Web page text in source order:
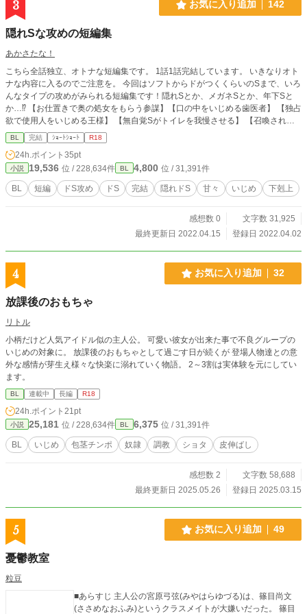
3 お気に入り追加 142
隠れSな攻めの短編集
あかさたな！
こちら全話独立、オトナな短編集です。 1話1話完結しています。 いきなりオト
ナな内容に入るのでご注意を。 今回はソフトからドがつくくらいのSまで、いろ
んなタイプの攻めがみられる短編集です！隠れSとか、メガネSとか、年下Sと
か…⁉︎ 【お仕置きで奥の処女をもらう参謀】【口の中をいじめる歯医者】 【独占
欲で使用人をいじめる王様】 【無自覚Sがトイレを我慢させる】 【召喚された
勇者は魔術師の性癖（ケモ耳）に巻き込まれる】 【勝手にイくことを許さない
許嫁】 【胸の敏感なところだけでいかせたいいじめっ子】 【自称Sをしばく女
装っ子の部下】 【魔王を公開処刑する勇者】 【酔うとエスになるカテキョ】
【虎視眈々と下剋上を狙うヴァンパイアの眷属】 【貴族坊ちゃんの弱みを握っ
た庶民】 【主人を調教する奴隷】 2022/04/15を持って、こちらの短編集は完結
とさせていただきます。 最後までお付き合いいただき、ありがとうございまし
攻め ・下剋上っぽい関係 短編集も完結してるで、プロフィールからぜひ！
BL 完結 ｼｮｰﾄｼｮｰﾄ R18
24h.ポイント 35pt
小説 19,536 位 / 228,634件 BL 4,800 位 / 31,391件
BL 短編 ドS攻め ドS 完結 隠れドS 甘々 いじめ 下剋上
感想数 0
文字数 31,925
最終更新日 2022.04.15
登録日 2022.04.02
4 お気に入り追加 32
放課後のおもちゃ
リトル
小柄だけど人気アイドル似の主人公。 可愛い彼女が出来た事で不良グループの
いじめの対象に。 放課後のおもちゃとして過ごす日が続くが 登場人物達との意
外な感情が芽生え様々な快楽に溺れていく物語。 2～3割は実体験を元にしてい
ます。
BL 連載中 長編 R18
24h.ポイント 21pt
小説 25,181 位 / 228,634件 BL 6,375 位 / 31,391件
BL いじめ 包茎チンポ 奴隷 調教 ショタ 皮伸ばし
感想数 2
文字数 58,688
最終更新日 2025.05.26
登録日 2025.03.15
5 お気に入り追加 49
憂鬱教室
粒豆
■あらすじ 主人公の宮原弓弦(みやはらゆづる)は、篠目尚文
(ささめなおふみ)というクラスメイトが大嫌いだった。 篠目